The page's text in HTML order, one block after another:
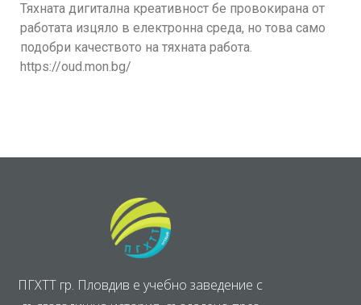
Тяхната дигитална креативност бе провокирана от
работата изцяло в електронна среда, но това само
подобри качеството на тяхната работа.
https://oud.mon.bg/
ПГХТТ гр. Пловдив е учебно заведение с